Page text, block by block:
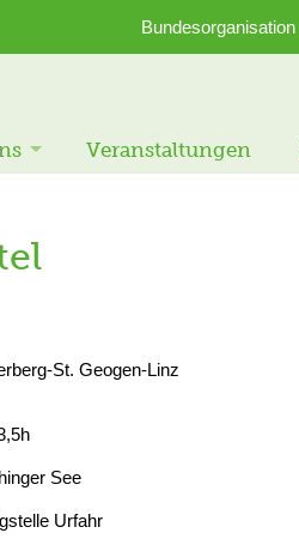
Bundesorganisation
Veranstaltungen
St. Geogen-Linz
See
Urfahr